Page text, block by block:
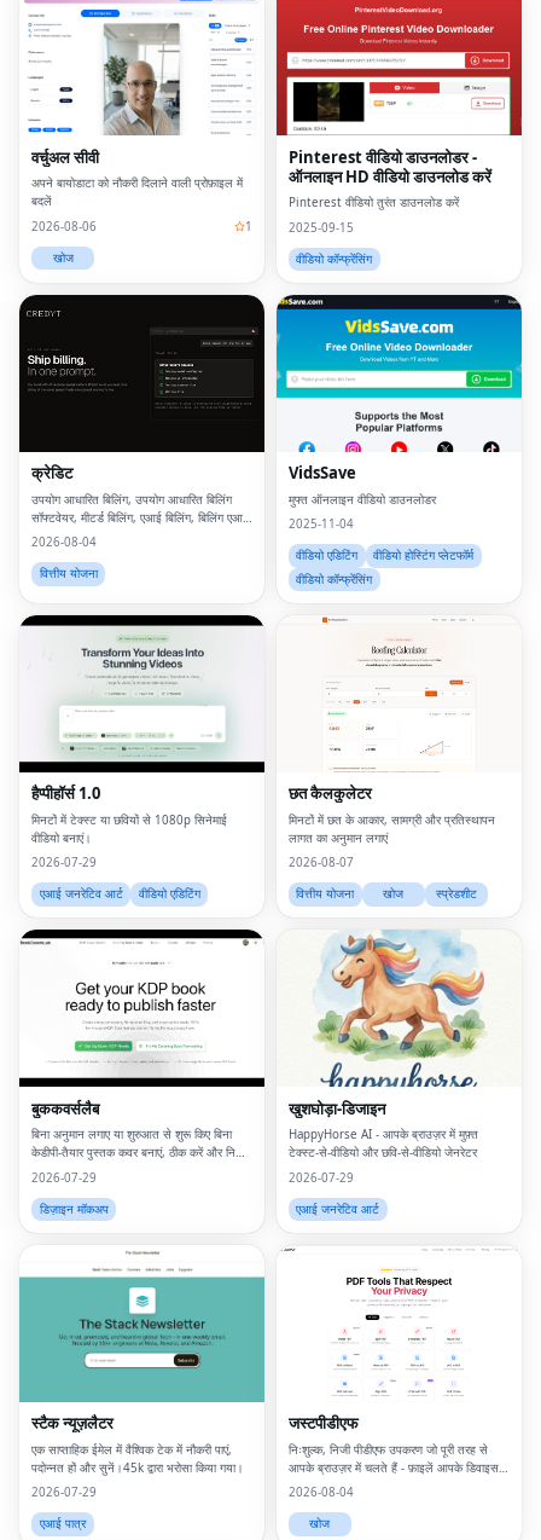
वर्चुअल सीवी
अपने बायोडाटा को नौकरी दिलाने वाली प्रोफ़ाइल में
बदलें
2026-08-06
1
खोज
Pinterest वीडियो डाउनलोडर -
ऑनलाइन HD वीडियो डाउनलोड करें
Pinterest वीडियो तुरंत डाउनलोड करें
2025-09-15
वीडियो कॉन्फ्रेंसिंग
क्रेडिट
उपयोग आधारित बिलिंग, उपयोग आधारित बिलिंग
सॉफ्टवेयर, मीटर्ड बिलिंग, एआई बिलिंग, बिलिंग एआई,
एआई मुद्रीकरण, उपभोग आधारित मूल्य निर्धारण,
यू
2026-08-04
वित्तीय योजना
VidsSave
मुफ्त ऑनलाइन वीडियो डाउनलोडर
2025-11-04
वीडियो एडिटिंग
वीडियो होस्टिंग प्लेटफॉर्म
वीडियो कॉन्फ्रेंसिंग
हैप्पीहॉर्स 1.0
मिनटों में टेक्स्ट या छवियों से 1080p सिनेमाई
वीडियो बनाएं।
2026-07-29
एआई जनरेटिव आर्ट
वीडियो एडिटिंग
छत कैलकुलेटर
मिनटों में छत के आकार, सामग्री और प्रतिस्थापन
लागत का अनुमान लगाएं
2026-08-07
वित्तीय योजना
खोज स्प्रेडशीट
बुककवर्सलैब
बिना अनुमान लगाए या शुरुआत से शुरू किए बिना
केडीपी-तैयार पुस्तक कवर बनाएं, ठीक करें और निर्यात
करें।
2026-07-29
डिज़ाइन मॉकअप
खुशघोड़ा-डिजाइन
HappyHorse AI - आपके ब्राउज़र में मुफ़्त
टेक्स्ट‑से‑वीडियो और छवि‑से‑वीडियो जेनरेटर
2026-07-29
एआई जनरेटिव आर्ट
स्टैक न्यूज़लैटर
एक साप्ताहिक ईमेल में वैश्विक टेक में नौकरी पाएं,
पदोन्नत हों और सुनें।45k द्वारा भरोसा किया गया।
2026-07-29
एआई पात्र
जस्टपीडीएफ
निःशुल्क, निजी पीडीएफ उपकरण जो पूरी तरह से
आपके ब्राउज़र में चलते हैं - फ़ाइलें आपके डिवाइस
को कभी नहीं छोड़ती हैं।
2026-08-04
खोज